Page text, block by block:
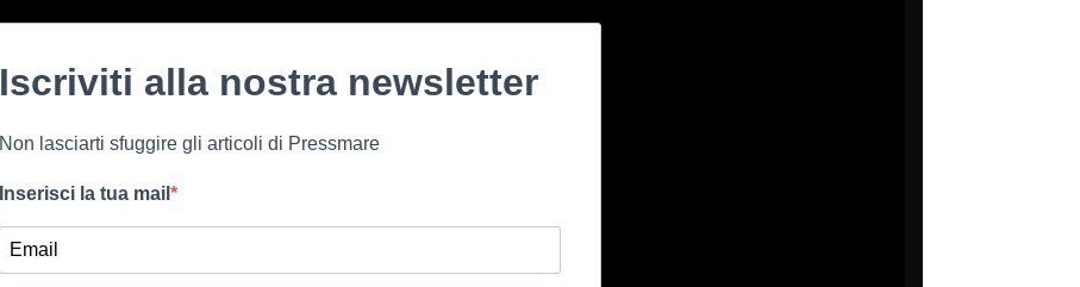
Iscriviti alla nostra newsletter
Non lasciarti sfuggire gli articoli di Pressmare
Inserisci la tua mail